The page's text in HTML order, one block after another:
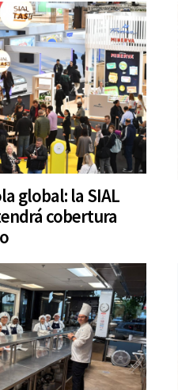
global: la SIAL
cobertura